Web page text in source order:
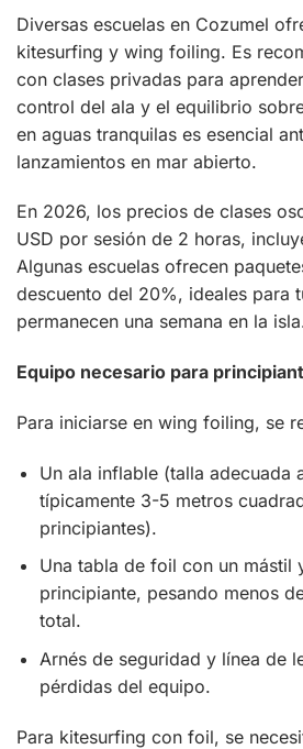
Diversas escuelas en Cozumel
kitesurfing y wing foiling. Es
con clases privadas para
control del ala y el equilibrio
en aguas tranquilas es esencial
lanzamientos en mar abierto.
En 2026, los precios de clases
USD por sesión de 2 horas,
Algunas escuelas ofrecen
descuento del 20%, ideales para
permanecen una semana en la
Equipo necesario para
Para iniciarse en wing foiling, se
Un ala inflable (talla adecuada
típicamente 3-5 metros
principiantes).
Una tabla de foil con un mástil
principiante, pesando menos
total.
Arnés de seguridad y línea de
pérdidas del equipo.
Para kitesurfing con foil, se